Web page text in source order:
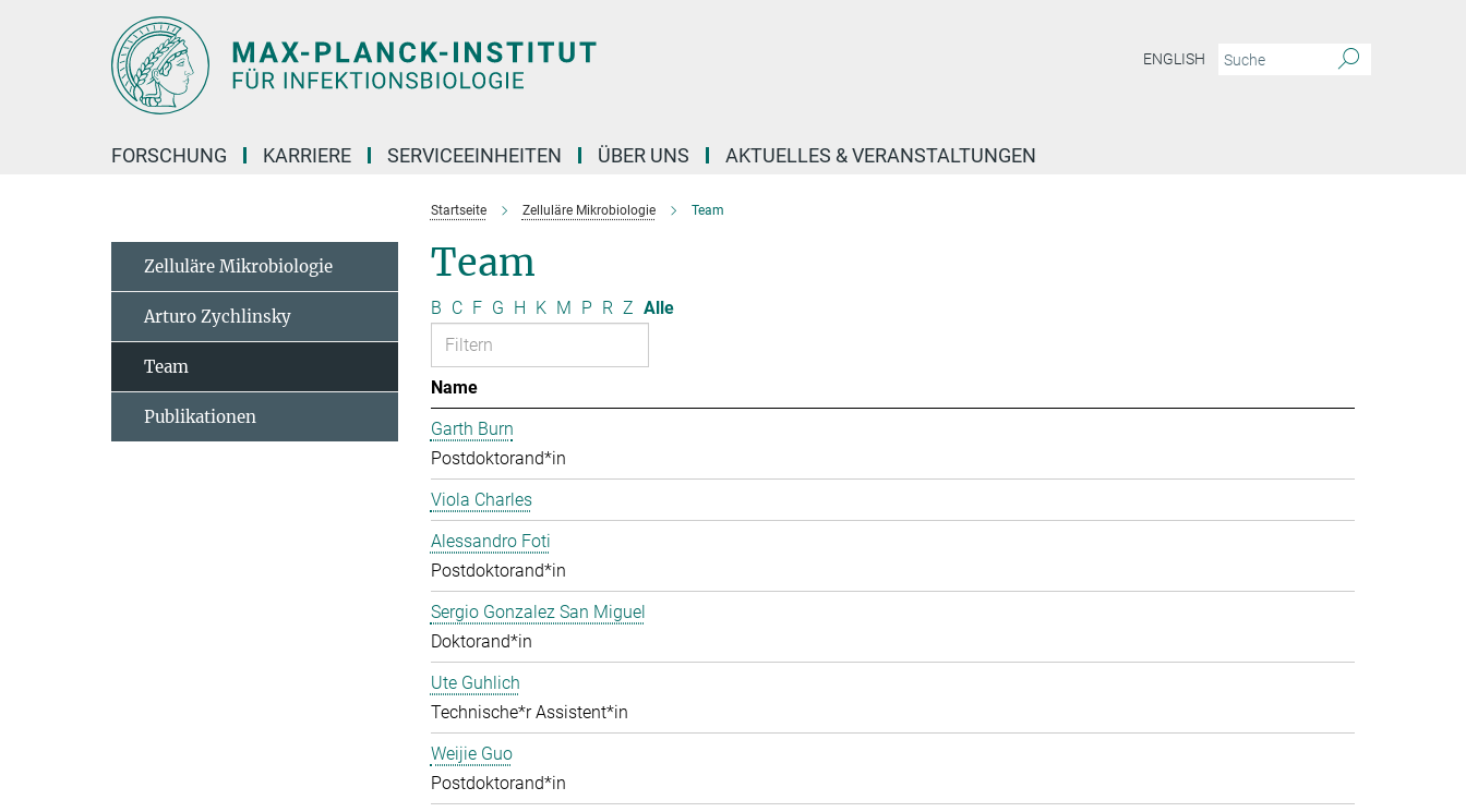
ENGLISH
FORSCHUNG KARRIERE SERVICEEINHEITEN ÜBER UNS AKTUELLES & VERANSTALTUNGEN
Startseite Zelluläre Mikrobiologie Team
Team
B C F G H K M P R Z Alle
Name
Garth Burn
Postdoktorand*in
Viola Charles
Alessandro Foti
Postdoktorand*in
Sergio Gonzalez San Miguel
Doktorand*in
Ute Guhlich
Technische*r Assistent*in
Weijie Guo
Postdoktorand*in
Zelluläre Mikrobiologie
Arturo Zychlinsky
Team
Publikationen